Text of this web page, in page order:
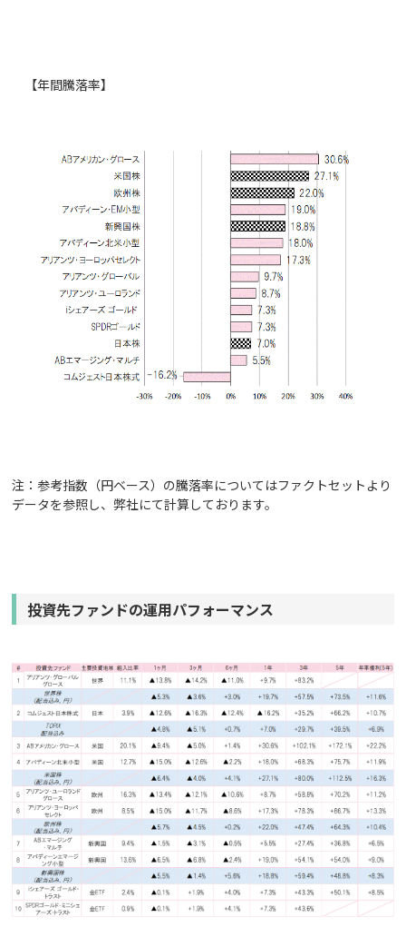
【年間騰落率】
注：参考指数（円ベース）の騰落率についてはファクトセットより
データを参照し、弊社にて計算しております。
投資先ファンドの運用パフォーマンス